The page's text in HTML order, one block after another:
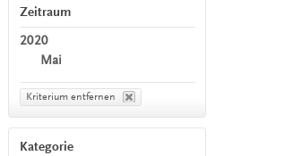
Zeitraum
2020
Mai
Kriterium entfernen
Kategorie